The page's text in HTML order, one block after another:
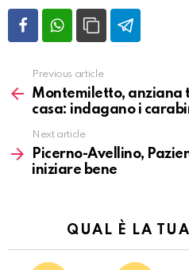
Vedi
altro
Previous article
Montemiletto, anziana
casa: indagano i
Next article
Picerno-Avellino,
iniziare bene
QUAL È LA